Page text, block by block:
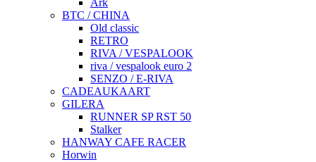
Ark
BTC / CHINA
Old classic
RETRO
RIVA / VESPALOOK
riva / vespalook euro 2
SENZO / E-RIVA
CADEAUKAART
GILERA
RUNNER SP RST 50
Stalker
HANWAY CAFE RACER
Horwin